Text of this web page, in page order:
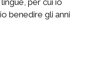
benedire gli anni